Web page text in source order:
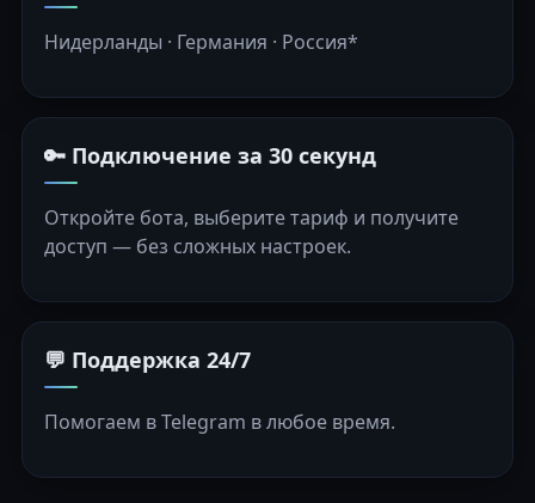
Нидерланды · Германия · Россия*
🔑 Подключение за 30 секунд
Откройте бота, выберите тариф и получите
доступ — без сложных настроек.
💬 Поддержка 24/7
Помогаем в Telegram в любое время.